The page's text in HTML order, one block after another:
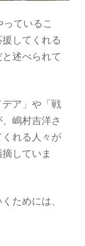
っているこ
してくれる
述べられて
ア」や「戦
嶋村吉洋さ
れる人々が
していま
ためには、